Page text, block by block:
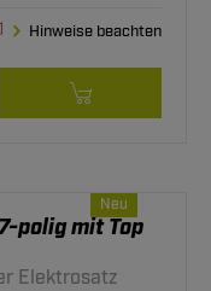
Hinweise beachten
Neu
polig mit Top
Elektrosatz